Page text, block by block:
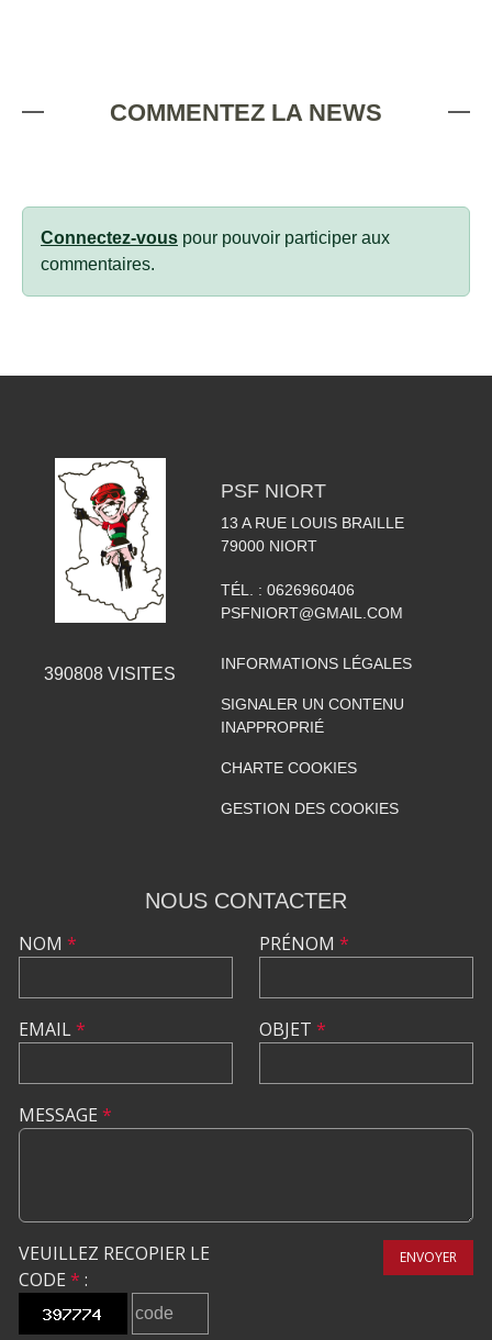
COMMENTEZ LA NEWS
Connectez-vous pour pouvoir participer aux
commentaires.
390808 VISITES
PSF NIORT
13 A RUE LOUIS BRAILLE
79000 NIORT
TÉL. : 0626960406
PSFNIORT@GMAIL.COM
INFORMATIONS LÉGALES
SIGNALER UN CONTENU
INAPPROPRIÉ
CHARTE COOKIES
GESTION DES COOKIES
NOUS CONTACTER
NOM *
EMAIL*
PRÉNOM *
OBJET *
MESSAGE *
VEUILLEZ RECOPIER LE
CODE * :
ENVOYER